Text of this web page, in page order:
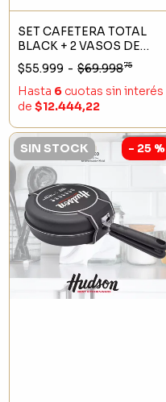
SET CAFETERA TOTAL
BLACK + 2 VASOS DE
VIDRIO DOBLE PARED
$55.999 - $69.99875
Hasta 6 cuotas sin interés
de$12.444,22
SIN STOCK - 25 %